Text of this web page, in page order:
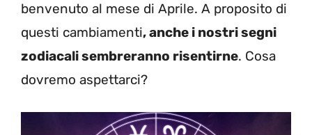
benvenuto al mese di Aprile. A proposito di
questi cambiamenti, anche i nostri segni
zodiacali sembreranno risentirne. Cosa
dovremo aspettarci?